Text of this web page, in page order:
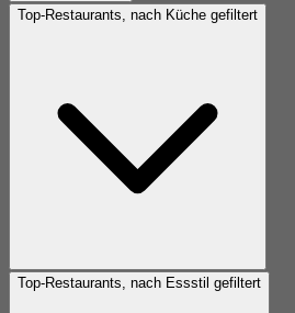
Top-Restaurants, nach Küche gefiltert
Top-Restaurants, nach Essstil gefiltert